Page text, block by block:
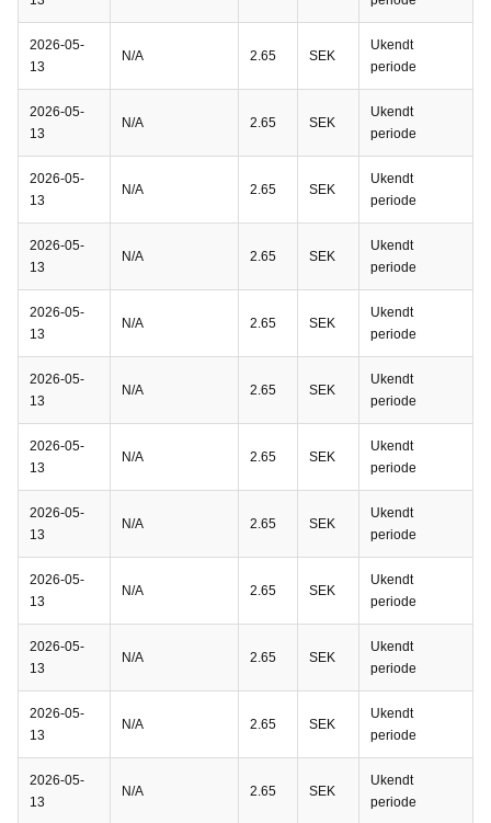
2026-05-
13
N/A 2.65 SEK
Ukendt
periode
2026-05-
13
N/A 2.65 SEK
Ukendt
periode
2026-05-
13
N/A 2.65 SEK
Ukendt
periode
2026-05-
13
N/A 2.65 SEK
Ukendt
periode
2026-05-
13
N/A 2.65 SEK
Ukendt
periode
2026-05-
13
N/A 2.65 SEK
Ukendt
periode
2026-05-
13
N/A 2.65 SEK
Ukendt
periode
2026-05-
13
N/A 2.65 SEK
Ukendt
periode
2026-05-
13
N/A 2.65 SEK
Ukendt
periode
2026-05-
13
N/A 2.65 SEK
Ukendt
periode
2026-05-
13
N/A 2.65 SEK
Ukendt
periode
2026-05-
13
N/A 2.65 SEK
Ukendt
periode